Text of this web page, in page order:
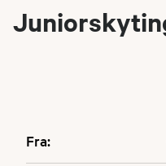
Fra: